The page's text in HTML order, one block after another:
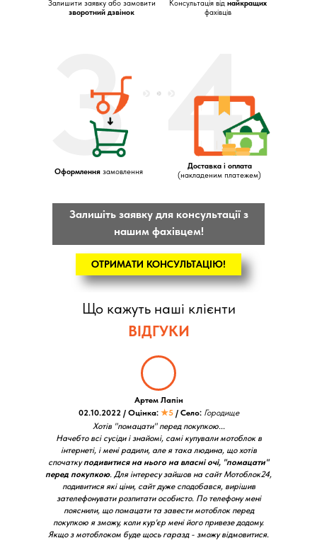
4
3
Залишити заявку або замовити
зворотний дзвінок
Консультація від найкращих
фахівців
Оформленнязамовлення
Доставка і оплата
(накладеним платежем)
ОТРИМАТИ КОНСУЛЬТАЦІЮ!
Залишіть заявку для консультації з
нашим фахівцем!
Що кажуть наші клієнти
ВІДГУКИ
Хотів "помацати" перед покупкою...
Начебто всі сусіди і знайомі, самі купували мотоблок в
інтернеті, і мені радили, але я така людина, що хотів
спочаткуподивитися на нього на власні очі, "помацати"
перед покупкою. Для інтересу зайшов на сайт Мотоблок24,
подивитися які ціни, сайт дуже сподобався, вирішив
зателефонувати розпитати особисто. По телефону мені
пояснили, що помацати та завести мотоблок перед
покупкою я зможу, коли кур'єр мені його привезе додому.
Якщо з мотоблоком буде щось гаразд - зможу відмовитися.
Артем Лапін
02.10.2022 / Оцінка: ★5 / Село: Городище